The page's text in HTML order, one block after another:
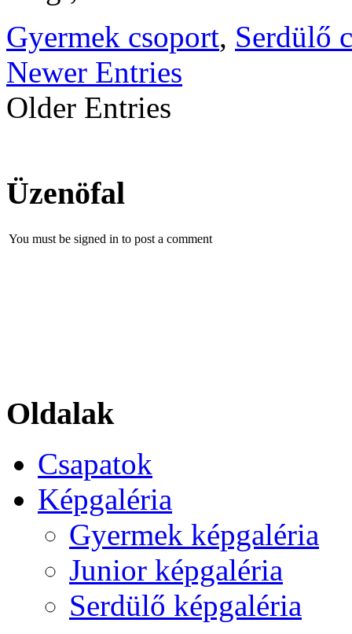
Gyermek csoport, Serdülő
Newer Entries
Older Entries
Üzenöfal
You must be signed in to post a comment
Oldalak
Csapatok
Képgaléria
Gyermek képgaléria
Junior képgaléria
Serdülő képgaléria